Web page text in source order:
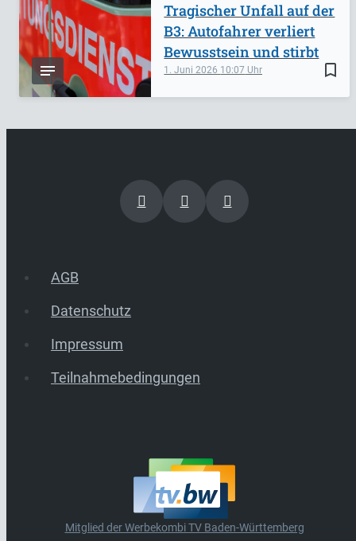
bookmark_border
1. Juni 2026 10:07
Tragischer Unfall auf der
B3: Autofahrer verliert
Bewusstsein und stirbt
AGB
Datenschutz
Impressum
Teilnahmebedingungen
Mitglied der Werbekombi TV Baden-Württemberg